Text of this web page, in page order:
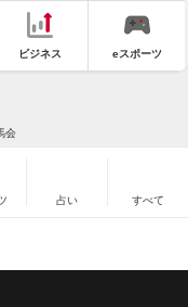
ビジネス eスポーツ
会
占い すべて